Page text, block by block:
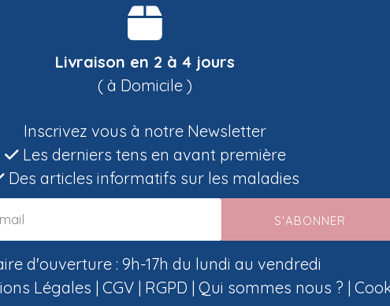
Livraison en 2 à 4 jours
( à Domicile )
Inscrivez vous à notre Newsletter
Les derniers tens en avant première
Des articles informatifs sur les maladies
S'ABONNER
d'ouverture : 9h-17h du lundi au vendredi
Légales | CGV| RGPD | Qui sommes nous ? |